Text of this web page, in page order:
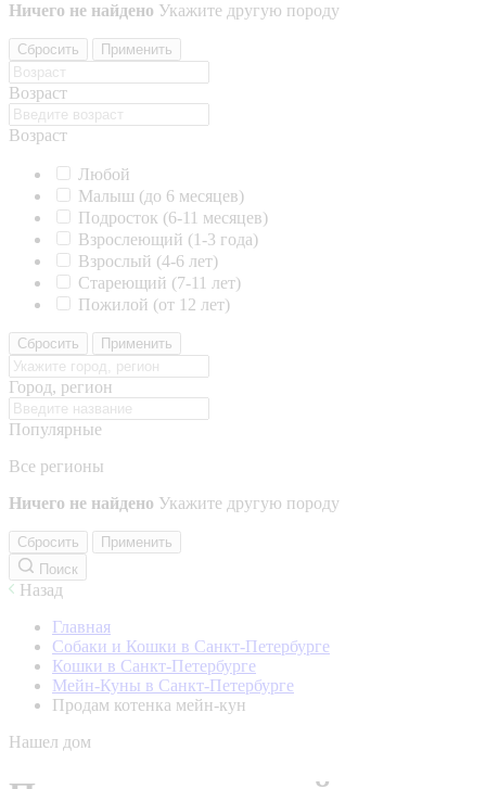
Ничего не найдено Укажите другую породу
Сбросить Применить
Возраст
Возраст
Любой
Малыш (до 6 месяцев)
Подросток (6-11 месяцев)
Взрослеющий (1-3 года)
Взрослый (4-6 лет)
Стареющий (7-11 лет)
Пожилой (от 12 лет)
Сбросить Применить
Город, регион
Популярные
Все регионы
Ничего не найдено Укажите другую породу
Сбросить
Применить
Поиск
Назад
Главная
Собаки и Кошки в Санкт-Петербурге
Кошки в Санкт-Петербурге
Мейн-Куны в Санкт-Петербурге
Продам котенка мейн-кун
Нашел дом